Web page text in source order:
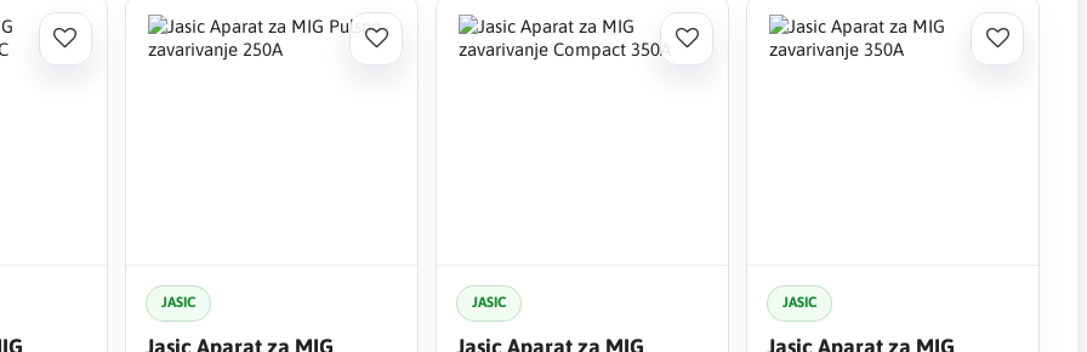
JASIC
Jasic Aparat za MIG
JASIC
Jasic Aparat za MIG
JASIC
Jasic Aparat za MIG